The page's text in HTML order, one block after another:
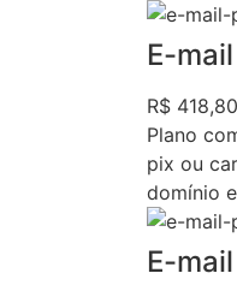
E-
R$ 418,80
Plano
pix ou
domínio
E-